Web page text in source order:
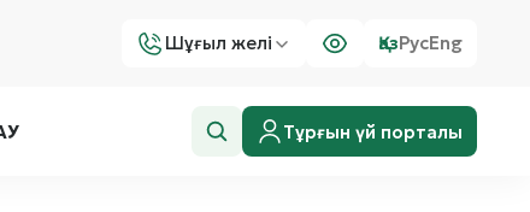
Шұғыл желі ҚазРусEng
Тұрғын үй порталы